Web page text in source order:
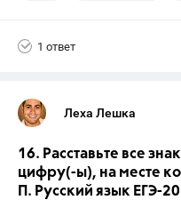
1 ответ
Леха Лешка
16. Расставьте все
цифру(-ы), на месте
П. Русский язык ЕГЭ-